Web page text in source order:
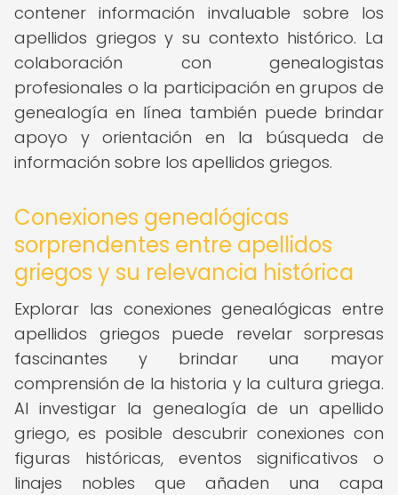
contener información invaluable sobre los
apellidos griegos y su contexto histórico. La
colaboración con genealogistas
profesionales o la participación en grupos de
genealogía en línea también puede brindar
apoyo y orientación en la búsqueda de
información sobre los apellidos griegos.
Conexiones genealógicas
sorprendentes entre apellidos
griegos y su relevancia histórica
Explorar las conexiones genealógicas entre
apellidos griegos puede revelar sorpresas
fascinantes y brindar una mayor
comprensión de la historia y la cultura griega.
Al investigar la genealogía de un apellido
griego, es posible descubrir conexiones con
figuras históricas, eventos significativos o
linajes nobles que añaden una capa